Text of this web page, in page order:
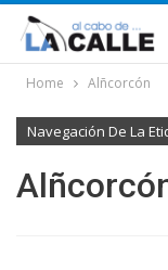
Home Alñcorcón
Navegación De La